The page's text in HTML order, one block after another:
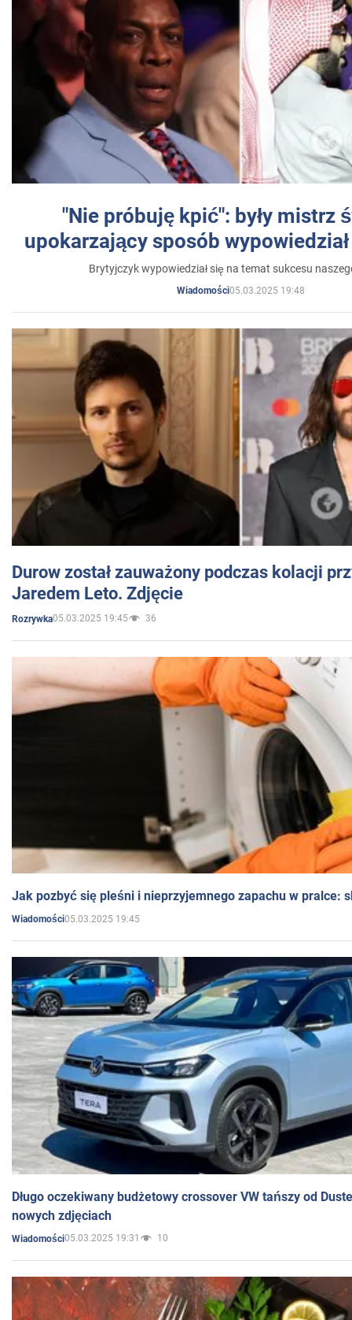
"Nie próbuję kpić": były mistrz
upokarzający sposób
Brytyjczyk wypowiedział się na temat sukcesu
Wiadomości05.03.2025 19:48
Durow został zauważony podczas kolacji
Jaredem Leto. Zdjęcie
Rozrywka05.03.2025 19:45 36
Jak pozbyć się pleśni i nieprzyjemnego zapachu w pralce:
Wiadomości05.03.2025 19:45
Długo oczekiwany budżetowy crossover VW tańszy od
nowych zdjęciach
Wiadomości05.03.2025 19:31 10